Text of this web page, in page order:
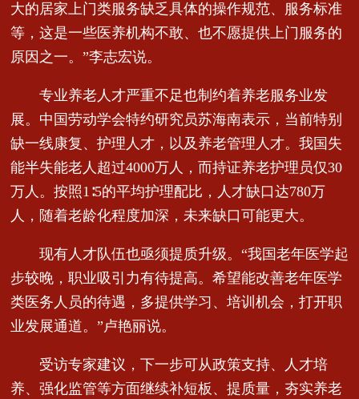
大的居家上门类服务缺乏具体的操作规范、服务标准
等，这是一些医养机构不敢、也不愿提供上门服务的
原因之一。”李志宏说。
专业养老人才严重不足也制约着养老服务业发
展。中国劳动学会特约研究员苏海南表示，当前特别
缺一线康复、护理人才，以及养老管理人才。我国失
能半失能老人超过4000万人，而持证养老护理员仅30
万人。按照1∶5的平均护理配比，人才缺口达780万
人，随着老龄化程度加深，未来缺口可能更大。
现有人才队伍也亟须提质升级。“我国老年医学起
步较晚，职业吸引力有待提高。希望能改善老年医学
类医务人员的待遇，多提供学习、培训机会，打开职
业发展通道。”卢艳丽说。
受访专家建议，下一步可从政策支持、人才培
养、强化监管等方面继续补短板、提质量，夯实养老